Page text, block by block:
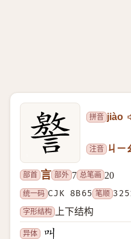
拼音 jiào
注音 ㄐㄧ
部首 言 部外 7 总笔画 20
统一码 CJK 8B65 笔顺
字形结构
上下结构
异体